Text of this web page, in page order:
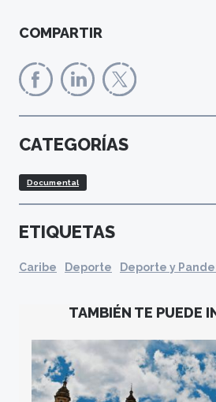
COMPARTIR
CATEGORÍAS
Documental
ETIQUETAS
Caribe Deporte Deporte y
TAMBIÉN TE PUEDE